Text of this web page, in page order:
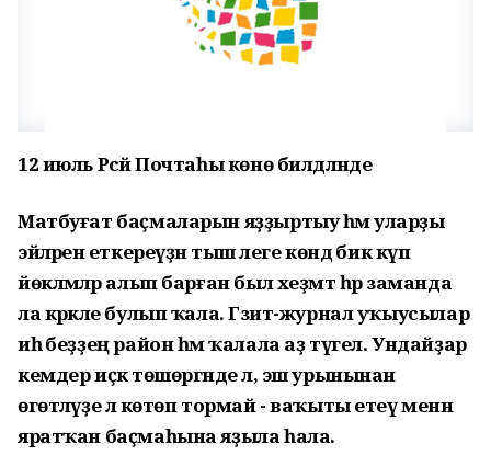
12 июль Рәсәй Почтаһы көнө билдәләнде
Матбуғат баҫмаларын яҙҙыртыу һәм уларҙы
эйәләренә еткереүҙән тыш әлеге көндә бик күп
йөкләмәләр алып барған был хеҙмәт һәр заманда
ла кәрәкле булып ҡала. Гәзит-журнал уҡыусылар
иһә беҙҙең район һәм ҡалала аҙ түгел. Ундайҙар
кемдер иҫкә төшөргәнде лә, эш урынынан
өгөтләүҙе лә көтөп тормай - ваҡыты етеү менән
яратҡан баҫмаһына яҙыла һала.